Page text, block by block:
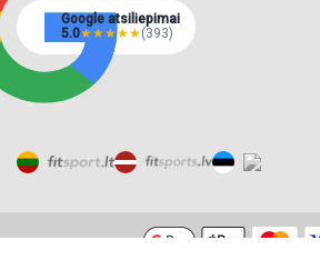
Google atsiliepimai
5.0★★★★★(393)